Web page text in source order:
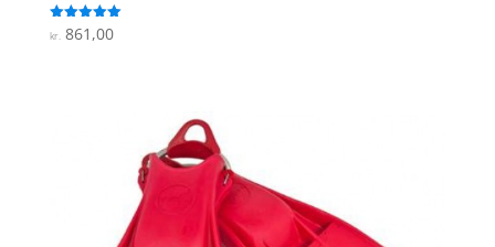
Vurderet
5
kr.861,00